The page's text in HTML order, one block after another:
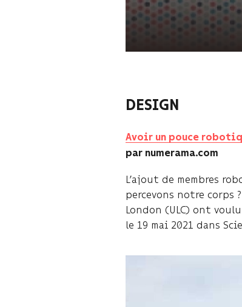
DESIGN
Avoir un pouce
par numerama.com
L’ajout de membres
percevons notre corps
London (ULC) ont
le 19 mai 2021 dans